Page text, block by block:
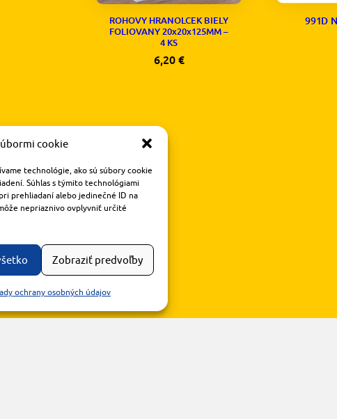
cookie
technológie, ako sú súbory cookie
Súhlas s týmito technológiami
prehliadaní alebo jedinečné ID na
nepriaznivo ovplyvniť určité
Zobraziť predvoľby
ochrany osobných údajov
ROHOVY HRANOLCEK BIELY
FOLIOVANY 20x20x125MM –
4 KS
6,20 €
991D